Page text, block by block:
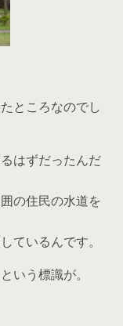
ところなのでし
はずだったんだ
の住民の水道を
ているんです。
いう標識が。